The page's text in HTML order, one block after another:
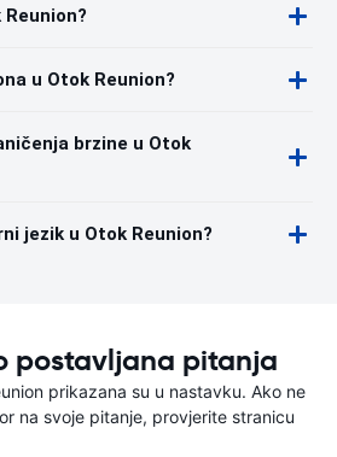
u Otok Reunion?
brzine u Otok
jezik u Otok Reunion?
postavljana pitanja
prikazana su u nastavku. Ako ne
na svoje pitanje, provjerite stranicu